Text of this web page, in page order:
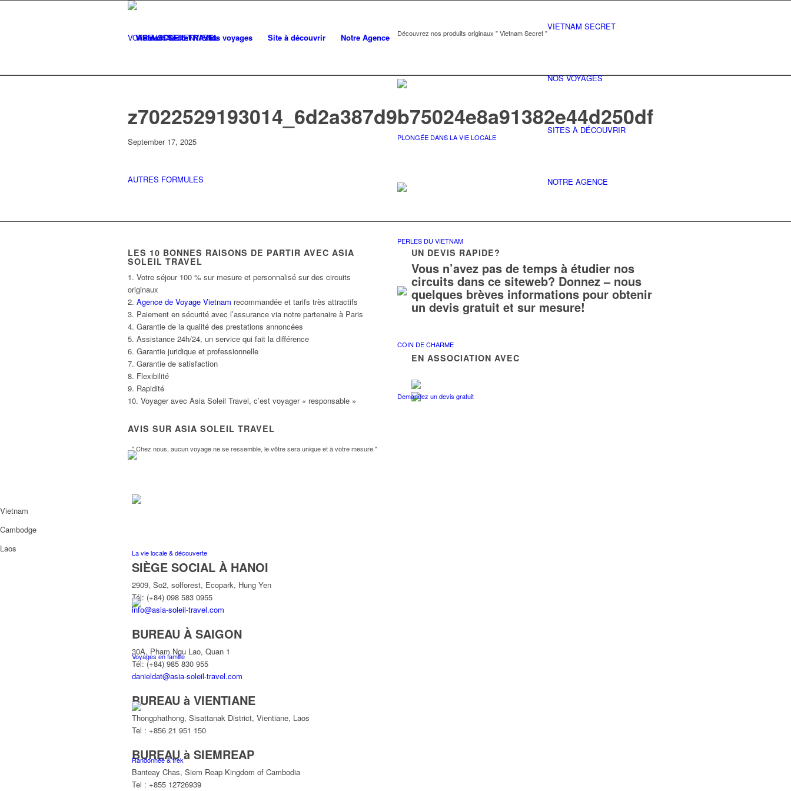
Vietnam Secret Nos voyages Site à découvrir Notre Agence
VIETNAM SECRET
Découvrez nos produits originaux " Vietnam Secret "
PLONGÉE DANS LA VIE LOCALE
PERLES DU VIETNAM
COIN DE CHARME
Demandez un devis gratuit
NOS VOYAGES
" Chez nous, aucun voyage ne se ressemble, le vôtre sera unique et à votre mesure "
La vie locale & découverte
Voyages en famille
Randonnée & trek
SITES À DÉCOUVRIR
NOTRE AGENCE
VOTRE LISTED'ENVIES0
z7022529193014_6d2a387d9b75024e8a91382e44d250df
September 17, 2025
AUTRES FORMULES
LES 10 BONNES RAISONS DE PARTIR AVEC ASIA
SOLEIL TRAVEL
1. Votre séjour 100 % sur mesure et personnalisé sur des circuits
originaux
2. Agence de Voyage Vietnam recommandée et tarifs très attractifs
3. Paiement en sécurité avec l’assurance via notre partenaire à Paris
4. Garantie de la qualité des prestations annoncées
5. Assistance 24h/24, un service qui fait la différence
6. Garantie juridique et professionnelle
7. Garantie de satisfaction
8. Flexibilité
9. Rapidité
10. Voyager avec Asia Soleil Travel, c’est voyager « responsable »
AVIS SUR ASIA SOLEIL TRAVEL
UN DEVIS RAPIDE?
Vous n’avez pas de temps à étudier nos
circuits dans ce siteweb? Donnez – nous
quelques brèves informations pour obtenir
un devis gratuit et sur mesure!
EN ASSOCIATION AVEC
Vietnam
Cambodge
Laos
SIÈGE SOCIAL À HANOI
2909, So2, solforest, Ecopark, Hung Yen
Tél: (+84) 098 583 0955
info@asia-soleil-travel.com
BUREAU À SAIGON
30A, Pham Ngu Lao, Quan 1
Tél: (+84) 985 830 955
danieldat@asia-soleil-travel.com
BUREAU à VIENTIANE
Thongphathong, Sisattanak District, Vientiane, Laos
Tel : +856 21 951 150
BUREAU à SIEMREAP
Banteay Chas, Siem Reap Kingdom of Cambodia
Tel : +855 12726939